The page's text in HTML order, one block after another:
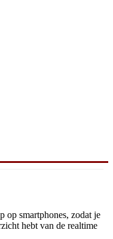
op smartphones, zodat je
hebt van de realtime